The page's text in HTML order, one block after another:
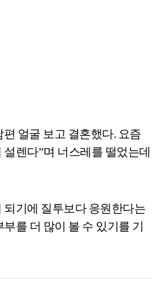
얼굴 보고 결혼했다. 요즘
렌다”며 너스레를 떨었는데
되기에 질투보다 응원한다는
를 더 많이 볼 수 있기를 기